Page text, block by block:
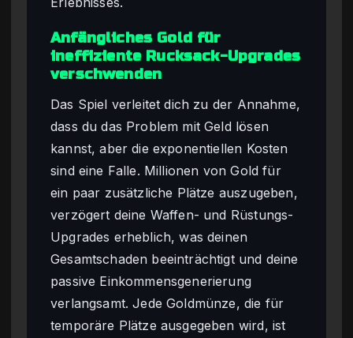
Anfängliches Gold für
ineffiziente Rucksack-Upgrades
verschwenden
Das Spiel verleitet dich zu der Annahme,
dass du das Problem mit Geld lösen
kannst, aber die exponentiellen Kosten
sind eine Falle. Millionen von Gold für
ein paar zusätzliche Plätze auszugeben,
verzögert deine Waffen- und Rüstungs-
Upgrades erheblich, was deinen
Gesamtschaden beeinträchtigt und deine
passive Einkommensgenerierung
verlangsamt. Jede Goldmünze, die für
temporäre Plätze ausgegeben wird, ist